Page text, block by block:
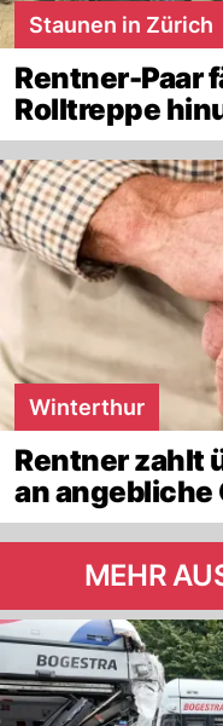
Staunen in Zürich
Rentner-Paar
Rolltreppe
Winterthur
Rentner zahlt
an angebliche
MEHR